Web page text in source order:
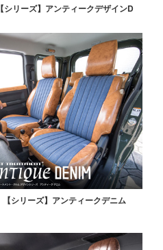
【シリーズ】アンティークデザインD
【シリーズ】アンティークデニム